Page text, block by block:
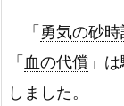
「 勇気の砂時
「 血の代償 」
しました。